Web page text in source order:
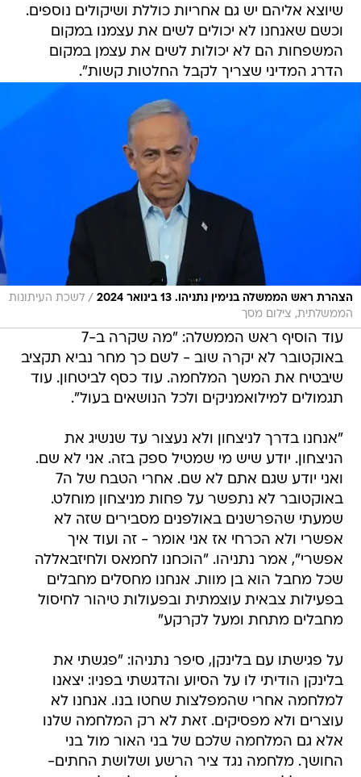
שיוצא אליהם יש גם אחריות כוללת ושיקולים נוספים.
וכשם שאנחנו לא יכולים לשים את עצמנו במקום
המשפחות הם לא יכולות לשים את עצמן במקום
הדרג המדיני שצריך לקבל החלטות קשות".
הצהרת ראש הממשלה בנימין נתניהו. 13 בינואר 2024 / לשכת העיתונות
הממשלתית, צילום מסך
עוד הוסיף ראש הממשלה: "מה שקרה ב-7
באוקטובר לא יקרה שוב - לשם כך מחר נביא תקציב
שיבטיח את המשך המלחמה. עוד כסף לביטחון. עוד
תגמולים למילואמניקים ולכל הנושאים בעול".
"אנחנו בדרך לניצחון ולא נעצור עד שנשיג את
הניצחון. יודע שיש מי שמטיל ספק בזה. אני לא שם.
ואני יודע שגם אתם לא שם. אחרי הטבח של ה7
באוקטובר לא נתפשר על פחות מניצחון מוחלט.
שמעתי שהפרשנים באולפנים מסבירים שזה לא
אפשרי ולא הכרחי אז אני אומר - זה ועוד איך
אפשרי", אמר נתניהו. "הוכחנו לחמאס ולחיזבאללה
שכל מחבל הוא בן מוות. אנחנו מחסלים מחבלים
בפעילות צבאית עוצמתית ובפעולות טיהור לחיסול
מחבלים מתחת ומעל לקרקע"
על פגישתו עם בלינקן, סיפר נתניהו: "פגשתי את
בלינקן הודיתי לו על הסיוע והדגשתי בפניו: יצאנו
למלחמה אחרי שהמפלצות שחטו בנו. אנחנו לא
עוצרים ולא מפסיקים. זאת לא רק המלחמה שלנו
אלא גם המלחמה שלכם של בני האור מול בני
החושך. מלחמה נגד ציר הרשע ושלושת החתים-